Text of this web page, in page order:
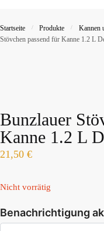
Startseite / Produkte / Kannen
Stövchen passend für Kanne 1.2 L
Bunzlauer
Kanne 1.2 L
21,50 €
Nicht vorrätig
Benachrichtigung